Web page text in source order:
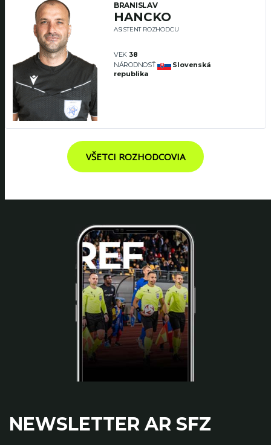
BRANISLAV
HANCKO
ASISTENT ROZHODCU
VEK 38
NÁRODNOSŤ
Slovenská
republika
VŠETCI ROZHODCOVIA
NEWSLETTER AR SFZ